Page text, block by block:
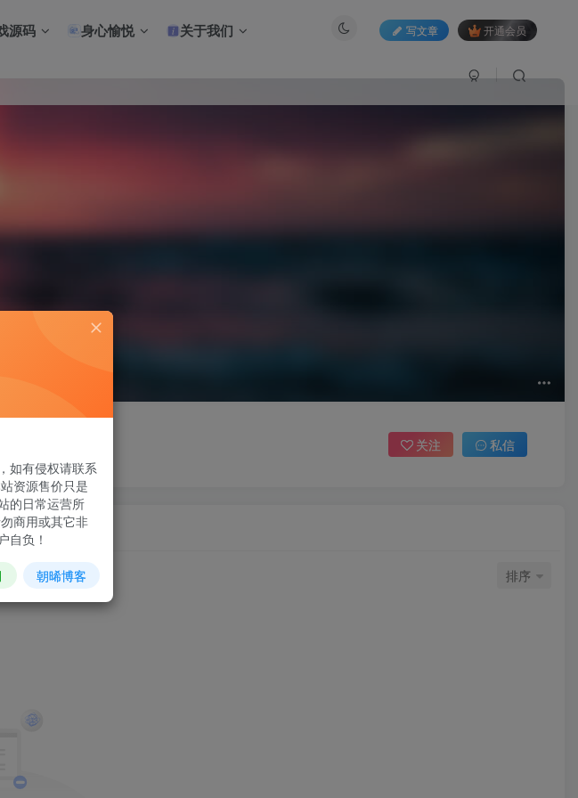
源码 身心愉悦 关于我们 写文章 开通会员
关注 私信
排序
如有侵权请联系
资源售价只是
的日常运营所
商用或其它非
自负！
朝晞博客